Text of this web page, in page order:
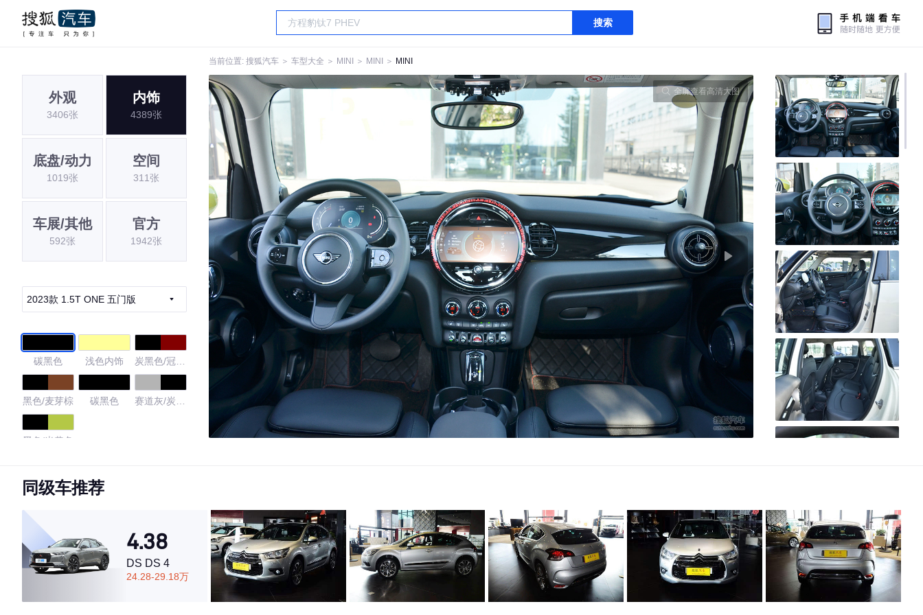
搜索
当前位置: 搜狐汽车 ＞ 车型大全 ＞ MINI ＞ MINI ＞ MINI
外观
3406张
内饰
4389张
底盘/动力
1019张
空间
311张
车展/其他
592张
官方
1942张
2023款 1.5T ONE 五门版
碳黑色 浅色内饰
炭黑色/冠军
黑色/麦芽棕 碳黑色
赛道灰/炭黑
黑色/米黄色
4.54
·外观表现较为优秀，优于85%同级车
·内饰表现较为优秀，优于89%同级车
·空间表现一般，低于59%同级车
全屏查看高清大图
同级车推荐
4.38
DS DS 4
24.28-29.18万